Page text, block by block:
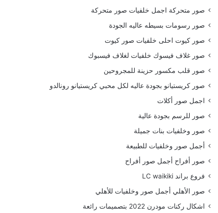
صور متحركة اجمل خلفيات صور متحركة
صور رسومات بسيطه عاليه الجودة
صور كيوت احلى خلفيات صور كيوت
صور غلاف فيسوك خلفيات لغلاف فيسبوك
صور قلب مكسور حزينة للمجروحين
صور كريستيانو بجودة عاليه لكل محبي كريستيانو رونالدو
اجمل صور أكلات
صور للرسم بجودة عالية
صور وخلفيات بنات جميلة
أجمل صور وخلفيات للطبيعة
صور أفراح أجمل صور أفراح
فروع براند LC waikiki
صور الأهلي أجمل صور وخلفيات للأهلي
اشكال ركنات مودرن 2022 بتصميمات رائعة